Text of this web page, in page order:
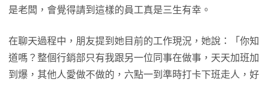
是老闆，會覺得請到這樣的員工真是三生有幸。
在聊天過程中，朋友提到她目前的工作現況，她說：「你知
道嗎？整個行銷部只有我跟另一位同事在做事，天天加班加
到爆，其他人愛做不做的，六點一到準時打卡下班走人，好